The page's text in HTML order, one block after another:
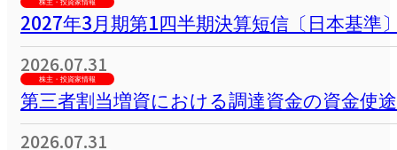
All
#お知らせ
#展示会情報
#株主・投資家情報
#ニュースリリース
2026.08.06
株主・投資家情報